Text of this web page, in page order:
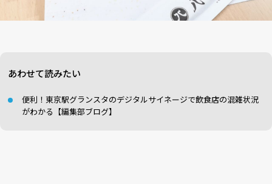
あわせて読みたい
便利！東京駅グランスタのデジタルサイネージで飲食店の混雑状況
がわかる【編集部ブログ】